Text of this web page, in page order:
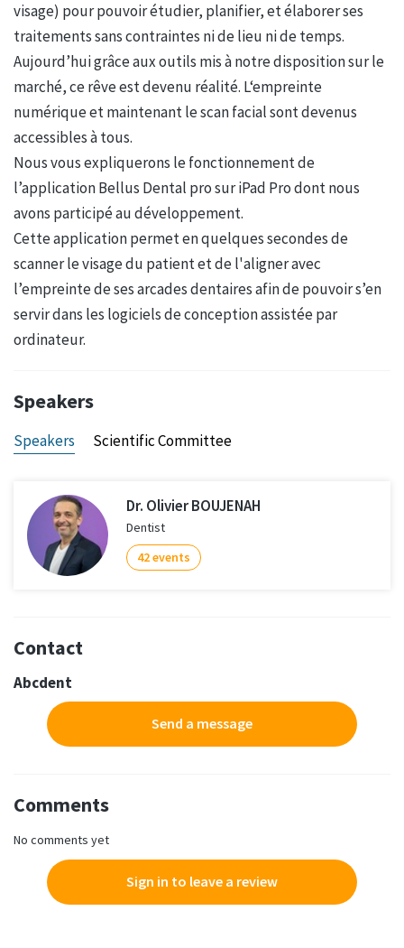
visage) pour pouvoir étudier, planifier, et élaborer ses
traitements sans contraintes ni de lieu ni de temps.
Aujourd’hui grâce aux outils mis à notre disposition sur le
marché, ce rêve est devenu réalité. L‘empreinte
numérique et maintenant le scan facial sont devenus
accessibles à tous.
Nous vous expliquerons le fonctionnement de
l’application Bellus Dental pro sur iPad Pro dont nous
avons participé au développement.
Cette application permet en quelques secondes de
scanner le visage du patient et de l'aligner avec
l’empreinte de ses arcades dentaires afin de pouvoir s’en
servir dans les logiciels de conception assistée par
ordinateur.
Speakers
Speakers Scientific Committee
Dr. Olivier BOUJENAH
Dentist
42 events
Contact
Abcdent
Send a message
Comments
No comments yet
Sign in to leave a review